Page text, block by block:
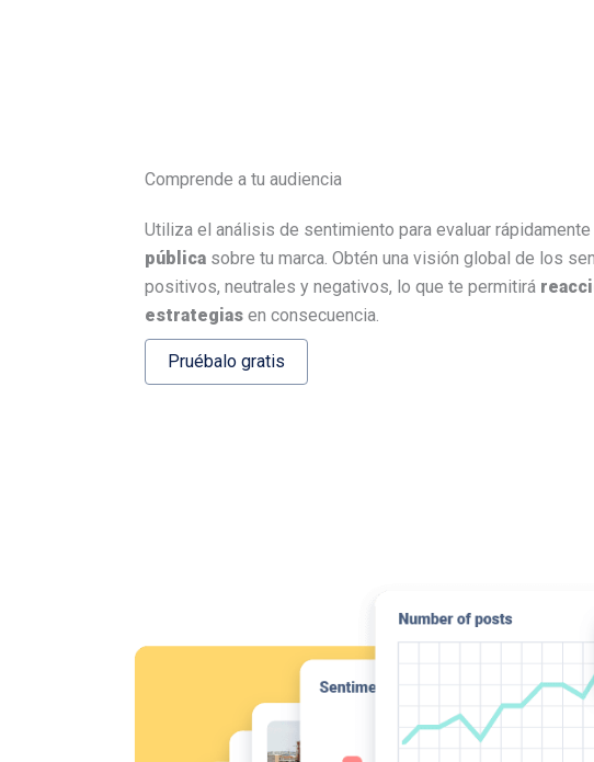
Comprende a tu audiencia
Utiliza el análisis de sentimiento para evaluar rápidamente
pública sobre tu marca. Obtén una visión global de los
positivos, neutrales y negativos, lo que te permitirá
estrategias en consecuencia.
Pruébalo gratis